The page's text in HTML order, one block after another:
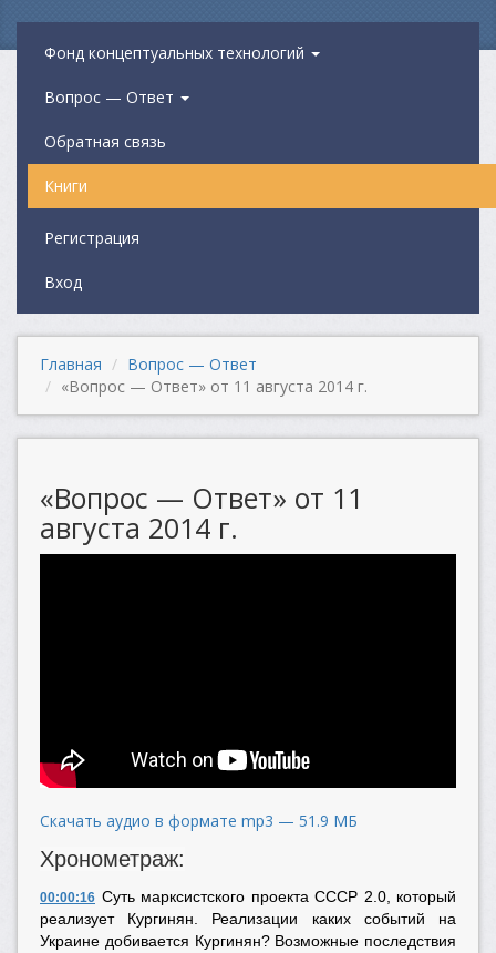
Фонд концептуальных технологий
Вопрос — Ответ
Обратная связь
Книги
Регистрация
Вход
Главная
Вопрос — Ответ
«Вопрос — Ответ» от 11 августа 2014 г.
«Вопрос — Ответ» от 11
августа 2014 г.
Скачать аудио в формате mp3 — 51.9 МБ
Хронометраж:
00:00:16 Суть марксистского проекта СССР 2.0, который
реализует Кургинян. Реализации каких событий на
Украине добивается Кургинян? Возможные последствия